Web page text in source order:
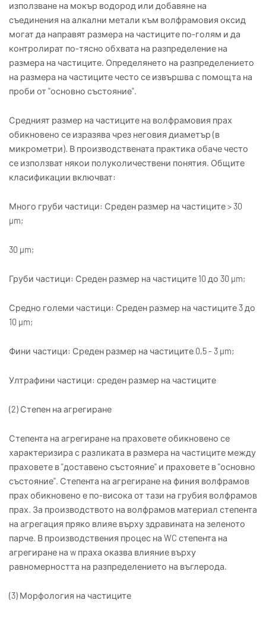
използване на мокър водород или добавяне на
съединения на алкални метали към волфрамовия оксид
могат да направят размера на частиците по-голям и да
контролират по-тясно обхвата на разпределение на
размера на частиците. Определянето на разпределението
на размера на частиците често се извършва с помощта на
проби от "основно състояние".
Средният размер на частиците на волфрамовия прах
обикновено се изразява чрез неговия диаметър (в
микрометри). В производствената практика обаче често
се използват някои полуколичествени понятия. Общите
класификации включват:
Много груби частици: Среден размер на частиците > 30
μm;
30 μm;
Груби частици: Среден размер на частиците 10 до 30 μm;
Средно големи частици: Среден размер на частиците 3 до
10 μm;
Фини частици: Среден размер на частиците 0,5 - 3 μm;
Ултрафини частици: среден размер на частиците
(2) Степен на агрегиране
Степента на агрегиране на праховете обикновено се
характеризира с разликата в размера на частиците между
праховете в "доставено състояние" и праховете в "основно
състояние". Степента на агрегиране на финия волфрамов
прах обикновено е по-висока от тази на грубия волфрамов
прах. За производството на волфрамов материал степента
на агрегация пряко влияе върху здравината на зеленото
парче. В производствения процес на WC степента на
агрегиране на w праха оказва влияние върху
равномерността на разпределението на въглерода.
(3) Морфология на частиците